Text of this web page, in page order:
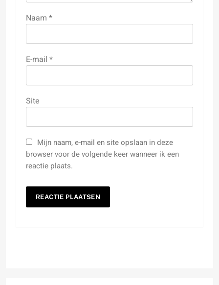
Naam *
E-mail *
Site
Mijn naam, e-mail en site opslaan in deze
browser voor de volgende keer wanneer ik een
reactie plaats.